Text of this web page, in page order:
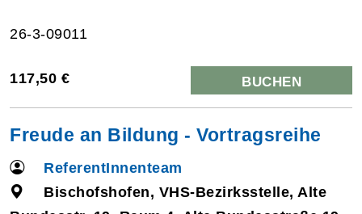
26-3-09011
117,50 € BUCHEN
Freude an Bildung - Vortragsreihe
ReferentInnenteam
Bischofshofen, VHS-Bezirksstelle, Alte